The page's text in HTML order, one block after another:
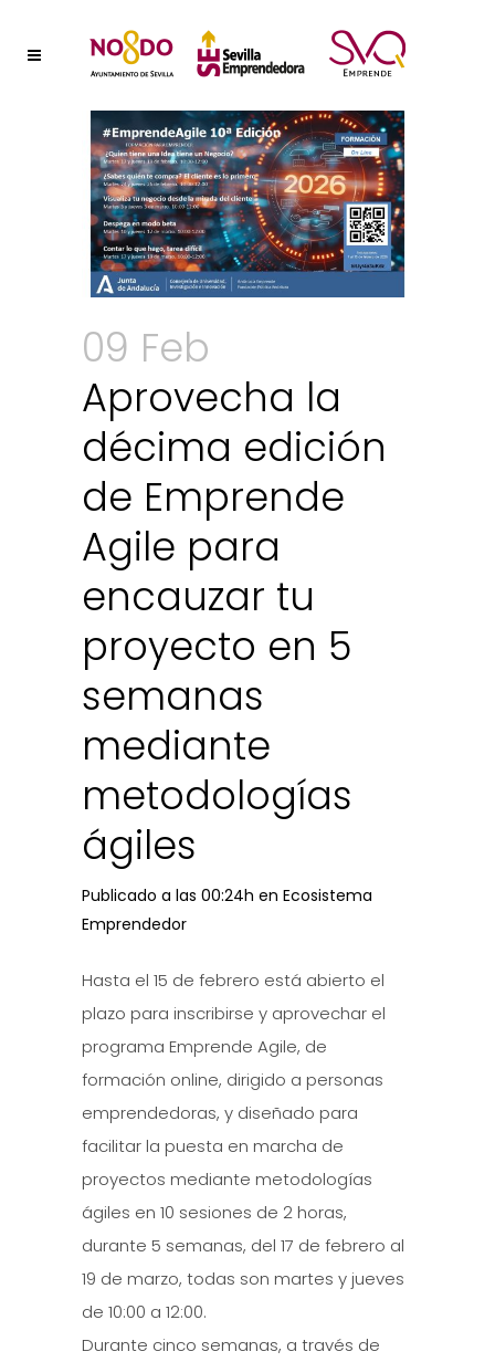
09 Feb
Aprovecha la
décima edición
de Emprende
Agile para
encauzar tu
proyecto en 5
semanas
mediante
metodologías
ágiles
Publicado a las 00:24h en Ecosistema
Emprendedor
Hasta el 15 de febrero está abierto el
plazo para inscribirse y aprovechar el
programa Emprende Agile, de
formación online, dirigido a personas
emprendedoras, y diseñado para
facilitar la puesta en marcha de
proyectos mediante metodologías
ágiles en 10 sesiones de 2 horas,
durante 5 semanas, del 17 de febrero al
19 de marzo, todas son martes y jueves
de 10:00 a 12:00.
Durante cinco semanas, a través de